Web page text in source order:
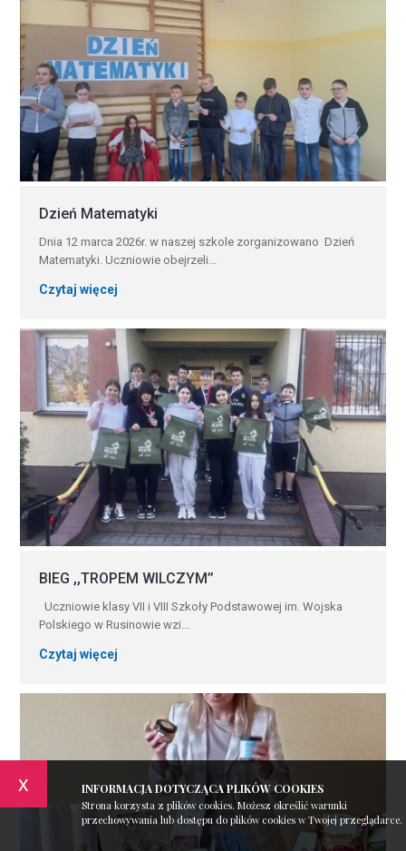
x INFORMACJA DOTYCZĄCA PLIKÓW COOKIES
Strona korzysta z plików cookies. Możesz określić warunki
przechowywania lub dostępu do plików cookies w Twojej przeglądarce.
Dzień Matematyki
Dnia 12 marca 2026r. w naszej szkole zorganizowano Dzień
Matematyki. Uczniowie obejrzeli...
Czytaj więcej
BIEG ,,TROPEM WILCZYM’’
Uczniowie klasy VII i VIII Szkoły Podstawowej im. Wojska
Polskiego w Rusinowie wzi...
Czytaj więcej